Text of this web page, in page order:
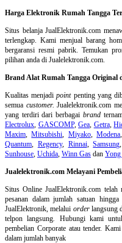
Harga Elektronik Rumah Tangga
Situs belanjaJualElektronik.com
terlengkap. Kami menjual barang
bergaransi resmi pabrik. Temukan
pilihan anda di Jualelektronik.com.
Brand Alat Rumah Tangga Original
Kualitas menjadipointpenting yang
semua customer. Jualelektronik.com
yang terdiri dari berbagai brand
Electrolux, GASCOMP,Gea, Getra,
Maxim,Mitsubishi, Miyako,Modena,
Quantum, Regency, Rinnai,Samsung
Sunhouse, Uchida, Winn Gas dan
Jualelektronik.com Melayani
Situs Online JualElektronik.com telah
pesanan dalam jumlah satuan hingga
JualElektronik, melalui orderlangsung
telpon langsung. Hubungi kami
pembelian Corporate atau tender.
dalam jumlah banyak